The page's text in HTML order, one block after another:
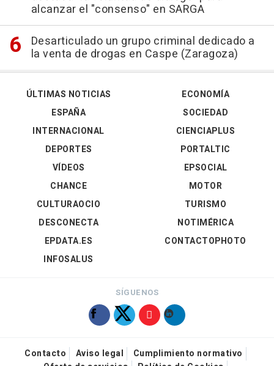
alcanzar el "consenso" en SARGA
Desarticulado un grupo criminal dedicado a
la venta de drogas en Caspe (Zaragoza)
ÚLTIMAS NOTICIAS
ESPAÑA
INTERNACIONAL
DEPORTES
VÍDEOS
ECONOMÍA
SOCIEDAD
CIENCIAPLUS
PORTALTIC
EPSOCIAL
CHANCE
CULTURAOCIO
DESCONECTA
EPDATA.ES
INFOSALUS
MOTOR
TURISMO
NOTIMÉRICA
CONTACTOPHOTO
SÍGUENOS
Contacto Aviso legal
Cumplimiento normativo